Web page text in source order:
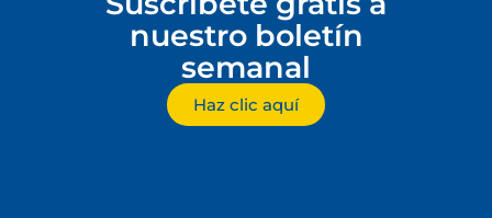
nuestro boletín
semanal
Haz clic aquí